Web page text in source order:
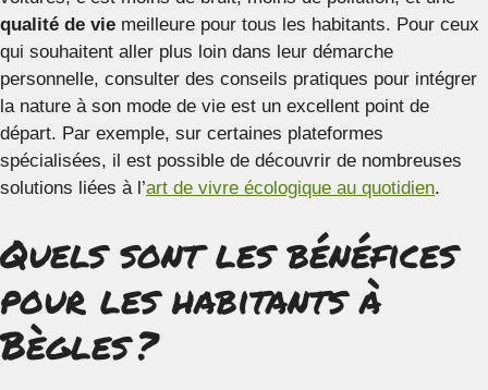
qualité de vie meilleure pour tous les habitants. Pour ceux
qui souhaitent aller plus loin dans leur démarche
personnelle, consulter des conseils pratiques pour intégrer
la nature à son mode de vie est un excellent point de
départ. Par exemple, sur certaines plateformes
spécialisées, il est possible de découvrir de nombreuses
solutions liées à l’art de vivre écologique au quotidien.
Quels sont les bénéfices
pour les habitants à
Bègles ?